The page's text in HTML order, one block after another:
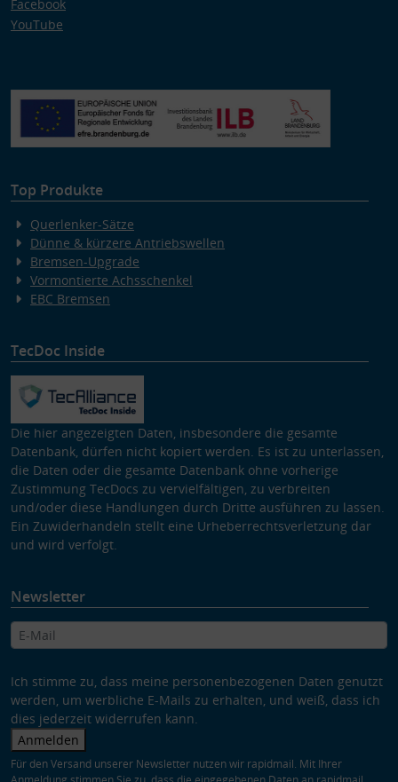
Facebook
YouTube
Top Produkte
Querlenker-Sätze
Dünne & kürzere Antriebswellen
Bremsen-Upgrade
Vormontierte Achsschenkel
EBC Bremsen
TecDoc Inside
Die hier angezeigten Daten, insbesondere die gesamte
Datenbank, dürfen nicht kopiert werden. Es ist zu unterlassen,
die Daten oder die gesamte Datenbank ohne vorherige
Zustimmung TecDocs zu vervielfältigen, zu verbreiten
und/oder diese Handlungen durch Dritte ausführen zu lassen.
Ein Zuwiderhandeln stellt eine Urheberrechtsverletzung dar
und wird verfolgt.
Newsletter
Ich stimme zu, dass meine personenbezogenen Daten genutzt
werden, um werbliche E-Mails zu erhalten, und weiß, dass ich
dies jederzeit widerrufen kann.
Anmelden
Für den Versand unserer Newsletter nutzen wir rapidmail. Mit Ihrer